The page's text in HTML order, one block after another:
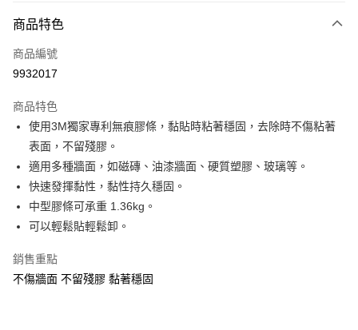
POYA支付
信用卡一次付款
LINE Pay
Apple Pay
街口支付
悠遊付
AFTEE先享後付
商品特色
商品編號
9932017
商品特色
使用3M獨家專利無痕膠條，黏貼時粘著穩固，去除時不傷粘著
表面，不留殘膠。
適用多種牆面，如磁磚、油漆牆面、硬質塑膠、玻璃等。
快速發揮黏性，黏性持久穩固。
中型膠條可承重 1.36kg。
可以輕鬆貼輕鬆卸。
銷售重點
不傷牆面 不留殘膠 黏著穩固